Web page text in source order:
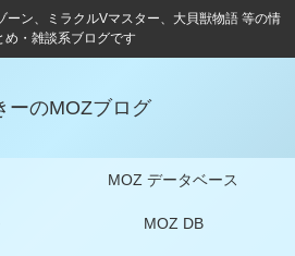
ーン、ミラクルVマスター、大貝獣物語 等の情
め・雑談系ブログです
ーのMOZブログ
MOZ データベース
MOZ DB